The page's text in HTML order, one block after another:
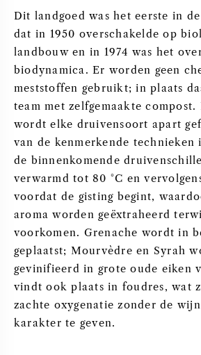
Dit landgoed was het eerste in de
dat in 1950 overschakelde op
landbouw en in 1974 was het
biodynamica. Er worden geen
meststoffen gebruikt; in plaats
team met zelfgemaakte
wordt elke druivensoort apart
van de kenmerkende technieken
de binnenkomende
verwarmd tot 80 °C en
voordat de gisting begint,
aroma worden geëxtraheerd
voorkomen. Grenache wordt in
geplaatst; Mourvèdre en Syrah
gevinifieerd in grote oude eiken
vindt ook plaats in foudres, wat
zachte oxygenatie zonder de
karakter te geven.